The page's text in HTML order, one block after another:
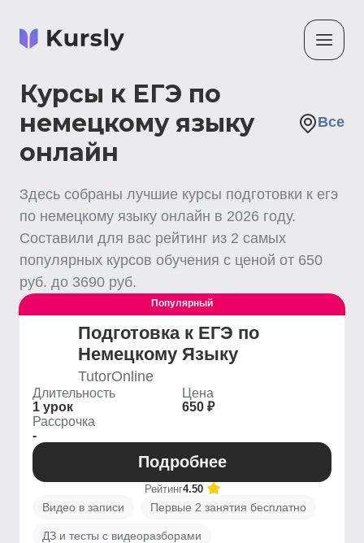
Курсы к ЕГЭ по
немецкому языку
онлайн
Все
Здесь собраны лучшие курсы подготовки к егэ
по немецкому языку онлайн в 2026 году.
Составили для вас рейтинг из 2 самых
популярных курсов обучения с ценой от 650
руб. до 3690 руб.
Выгодный
Популярный
Подготовка к ЕГЭ по
Немецкому Языку
TutorOnline
Длительность
1 урок
Цена
650 ₽
Рассрочка
-
Подробнее
Рейтинг4.50
Видео в записи Первые 2 занятия бесплатно
ДЗ и тесты с видеоразборами